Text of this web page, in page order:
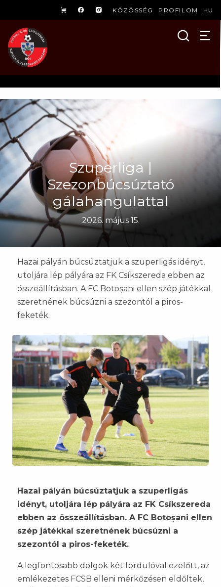
KÖZÖSSÉG PROFILOM HU
Szuperliga |
Szezonbúcsúztató
gálahangulattal
2026. május 15.
Hazai pályán búcsúztatjuk a szuperligás idényt,
utoljára lép pályára az FK Csíkszereda ebben az
összeállításban. A FC Botoșani ellen szép játékkal
szeretnének búcsúzni a szezontól a piros-
feketék.
Hazai pályán búcsúztatjuk a szuperligás
idényt, utoljára lép pályára az FK Csíkszereda
ebben az összeállításban. A FC Botoșani ellen
szép játékkal szeretnének búcsúzni a
szezontól a piros-feketék.
A legfontosabb dolgok két fordulóval ezelőtt, az
emlékezetes FCSB elleni mérkőzésen eldőltek,